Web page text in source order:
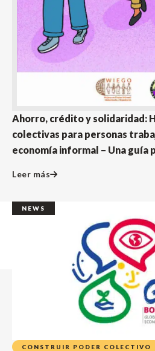
Ahorro, crédito y solidaridad:
colectivas para personas
economía informal – Una guía
Leer más
NEWS
CONSTRUIR PODER COLECTIVO